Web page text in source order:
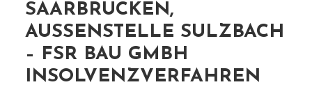
SAARBRÜCKEN,
AUSSENSTELLE SULZBACH
– FSR BAU GMBH
INSOLVENZVERFAHREN